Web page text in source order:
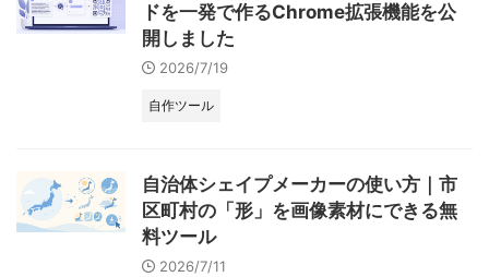
ドを一発で作るChrome拡張機能を公
開しました
2026/7/19
自作ツール
自治体シェイプメーカーの使い方｜市
区町村の「形」を画像素材にできる無
料ツール
2026/7/11